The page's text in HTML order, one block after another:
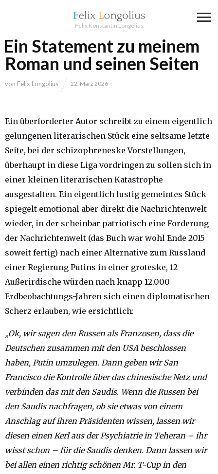
Felix Konstantin Longolius
Ein Statement zu meinem
Roman und seinen Seiten
von Felix Longolius 22. März 2026
Ein überforderter Autor schreibt zu einem eigentlich
gelungenen literarischen Stück eine seltsame letzte
Seite, bei der schizophreneske Vorstellungen,
überhaupt in diese Liga vordringen zu sollen sich in
einer kleinen literarischen Katastrophe
ausgestalten. Ein eigentlich lustig gemeintes Stück
spiegelt emotional aber direkt die Nachrichtenwelt
wieder, in der scheinbar patriotisch eine Forderung
der Nachrichtenwelt (das Buch war wohl Ende 2015
soweit fertig) nach einer Alternative zum Russland
einer Regierung Putins in einer groteske, 12
Außerirdische würden nach knapp 12.000
Erdbeobachtungs-Jahren sich einen diplomatischen
Scherz erlauben, wie ersichtlich:
„Ok, wir sagen den Russen als Franzosen, dass die
Deutschen zusammen mit den USA beschlossen
haben, Putin umzulegen. Dann geben wir San
Francisco die Kontrolle über das chinesische Netz und
verbinden das mit den Saudis. Wenn die Russen bei
den Saudis nachfragen, ob sie etwas von einem
Anschlag auf ihren Präsidenten wissen, lassen wir
diesen einen Kerl aus der Psychiatrie in Teheran – ihr
wisst schon – für die Saudis denken. Dann lassen wir
bei allen einen richtig schönen Mr. T-Cup in den